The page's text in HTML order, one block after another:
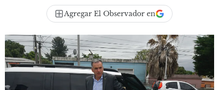
Agregar El Observador en